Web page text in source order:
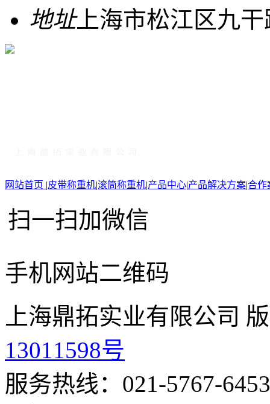
地址上海市松江区九干
网站首页 |皮带称重机|滚筒称重机|产品中心|产品解决方案|合作
扫一扫加微信
手机网站二维码
上海鼎拓实业有限公司
13011598号
服务热线：021-5767-